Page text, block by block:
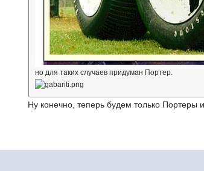
но для таких случаев придуман Портер.
Ну конечно, теперь будем только Портеры